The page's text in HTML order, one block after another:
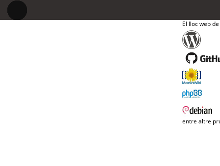
El lloc web
entre altre